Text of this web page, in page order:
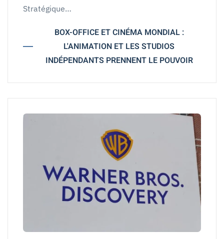
Stratégique…
BOX-OFFICE ET CINÉMA MONDIAL :
L'ANIMATION ET LES STUDIOS
INDÉPENDANTS PRENNENT LE POUVOIR